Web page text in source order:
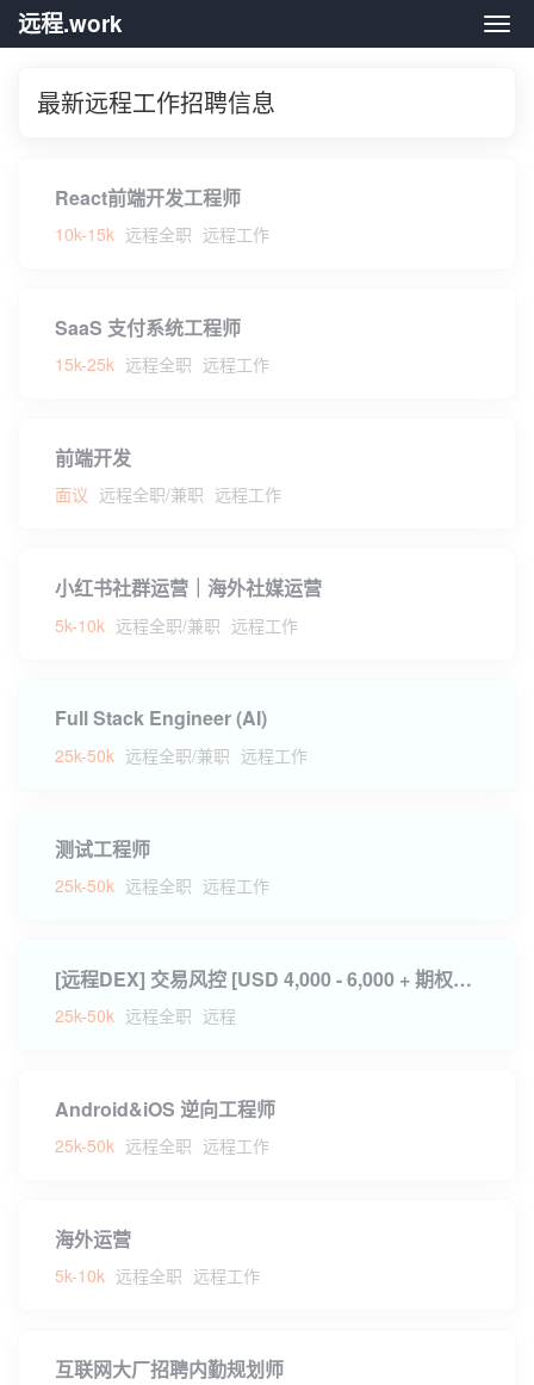
远
远程.work
最新远程工作招聘信息
React前端开发工程师
10k-15k 远程全职 远程工作
SaaS 支付系统工程师
15k-25k 远程全职 远程工作
前端开发
面议 远程全职/兼职 远程工作
小红书社群运营｜海外社媒运营
5k-10k 远程全职/兼职 远程工作
Full Stack Engineer (AI)
25k-50k 远程全职/兼职 远程工作
测试工程师
25k-50k 远程全职 远程工作
[远程DEX] 交易风控 [USD 4,000 - 6,000 + 期权分红]
25k-50k 远程全职 远程
Android&iOS 逆向工程师
25k-50k 远程全职 远程工作
海外运营
5k-10k 远程全职 远程工作
互联网大厂招聘内勤规划师